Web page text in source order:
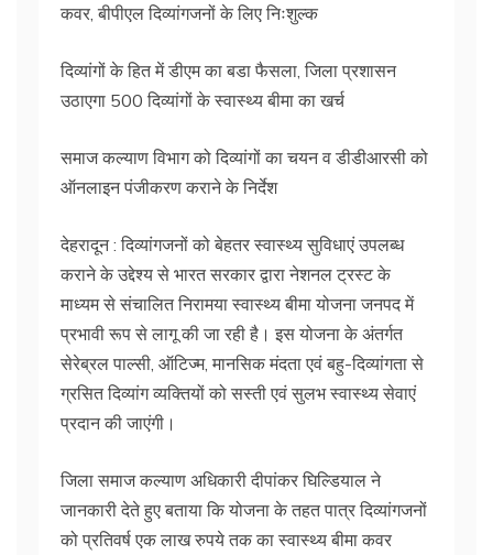
कवर, बीपीएल दिव्यांगजनों के लिए निःशुल्क
दिव्यांगों के हित में डीएम का बडा फैसला, जिला प्रशासन
उठाएगा 500 दिव्यांगों के स्वास्थ्य बीमा का खर्च
समाज कल्याण विभाग को दिव्यांगों का चयन व डीडीआरसी को
ऑनलाइन पंजीकरण कराने के निर्देश
देहरादून : दिव्यांगजनों को बेहतर स्वास्थ्य सुविधाएं उपलब्ध
कराने के उद्देश्य से भारत सरकार द्वारा नेशनल ट्रस्ट के
माध्यम से संचालित निरामया स्वास्थ्य बीमा योजना जनपद में
प्रभावी रूप से लागू की जा रही है। इस योजना के अंतर्गत
सेरेब्रल पाल्सी, ऑटिज्म, मानसिक मंदता एवं बहु-दिव्यांगता से
ग्रसित दिव्यांग व्यक्तियों को सस्ती एवं सुलभ स्वास्थ्य सेवाएं
प्रदान की जाएंगी।
जिला समाज कल्याण अधिकारी दीपांकर घिल्डियाल ने
जानकारी देते हुए बताया कि योजना के तहत पात्र दिव्यांगजनों
को प्रतिवर्ष एक लाख रुपये तक का स्वास्थ्य बीमा कवर